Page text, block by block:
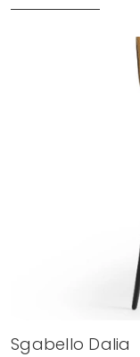
Sgabello Dalia